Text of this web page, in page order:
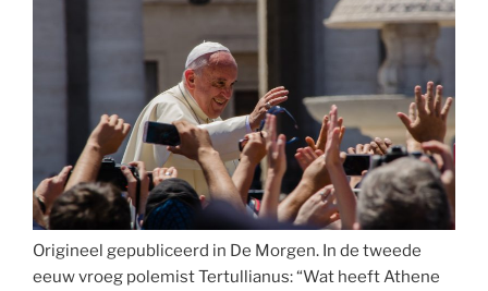
Origineel gepubliceerd in De Morgen. In de tweede
eeuw vroeg polemist Tertullianus: “Wat heeft Athene